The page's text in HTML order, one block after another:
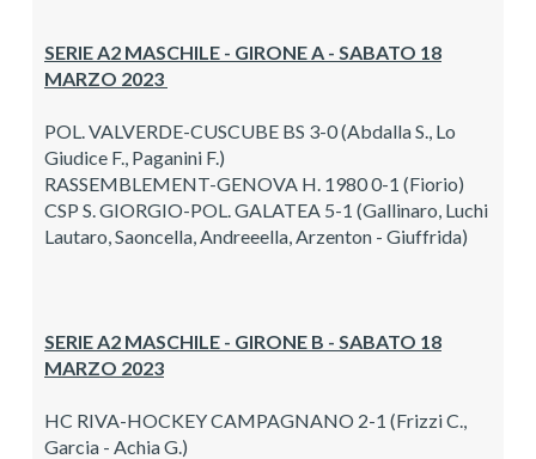
SERIE A2 MASCHILE - GIRONE A - SABATO 18
MARZO 2023
POL. VALVERDE-CUSCUBE BS 3-0 (Abdalla S., Lo
Giudice F., Paganini F.)
RASSEMBLEMENT-GENOVA H. 1980 0-1 (Fiorio)
CSP S. GIORGIO-POL. GALATEA 5-1 (Gallinaro, Luchi
Lautaro, Saoncella, Andreeella, Arzenton - Giuffrida)
SERIE A2 MASCHILE - GIRONE B - SABATO 18
MARZO 2023
HC RIVA-HOCKEY CAMPAGNANO 2-1 (Frizzi C.,
Garcia - Achia G.)